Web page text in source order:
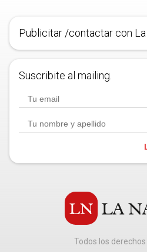
Publicitar /contactar con
Suscribite al mailing.
Todos los